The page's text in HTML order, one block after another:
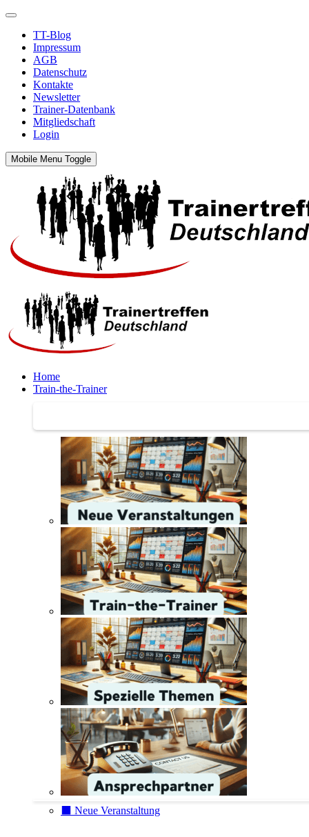
TT-Blog
Impressum
AGB
Datenschutz
Kontakte
Newsletter
Trainer-Datenbank
Mitgliedschaft
Login
Mobile Menu Toggle
Home
Train-the-Trainer
⬛️ Neue Veranstaltung